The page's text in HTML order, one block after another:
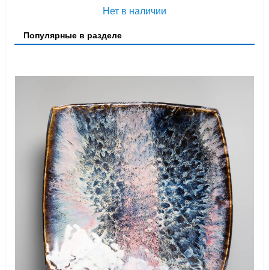
Нет в наличии
Популярные в разделе